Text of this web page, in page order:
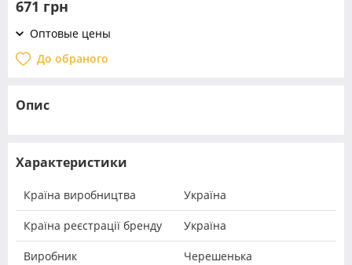
671 грн
Оптовые цены
До обраного
Опис
Характеристики
Країна виробництва Україна
Країна реєстрації бренду Україна
Виробник Черешенька